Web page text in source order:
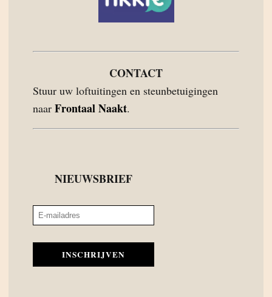
CONTACT
Stuur uw loftuitingen en steunbetuigingen
naar Frontaal Naakt.
NIEUWSBRIEF
INSCHRIJVEN